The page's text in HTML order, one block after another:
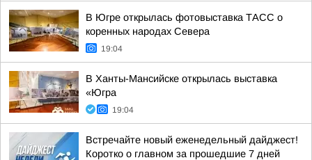
В Югре открылась фотовыставка ТАСС о
коренных народах Севера
19:04
В Ханты-Мансийске открылась выставка
«Югра
19:04
Встречайте новый еженедельный дайджест!
Коротко о главном за прошедшие 7 дней